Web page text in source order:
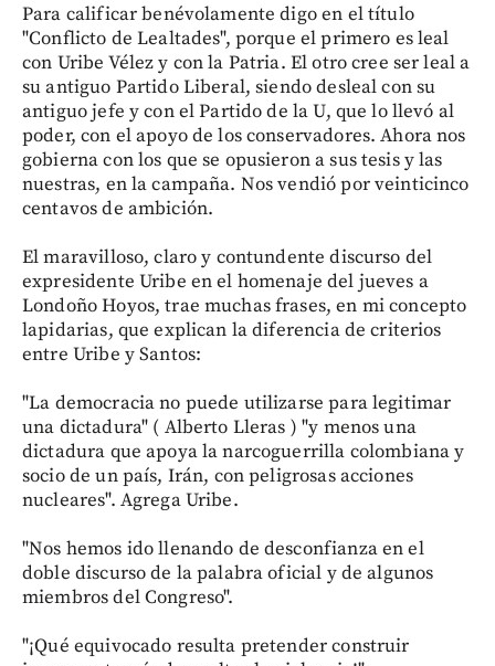
Para calificar benévolamente digo en el título
"Conflicto de Lealtades", porque el primero es leal
con Uribe Vélez y con la Patria. El otro cree ser leal a
su antiguo Partido Liberal, siendo desleal con su
antiguo jefe y con el Partido de la U, que lo llevó al
poder, con el apoyo de los conservadores. Ahora nos
gobierna con los que se opusieron a sus tesis y las
nuestras, en la campaña. Nos vendió por veinticinco
centavos de ambición.
El maravilloso, claro y contundente discurso del
expresidente Uribe en el homenaje del jueves a
Londoño Hoyos, trae muchas frases, en mi concepto
lapidarias, que explican la diferencia de criterios
entre Uribe y Santos:
"La democracia no puede utilizarse para legitimar
una dictadura" ( Alberto Lleras ) "y menos una
dictadura que apoya la narcoguerrilla colombiana y
socio de un país, Irán, con peligrosas acciones
nucleares". Agrega Uribe.
"Nos hemos ido llenando de desconfianza en el
doble discurso de la palabra oficial y de algunos
miembros del Congreso".
"¡Qué equivocado resulta pretender construir